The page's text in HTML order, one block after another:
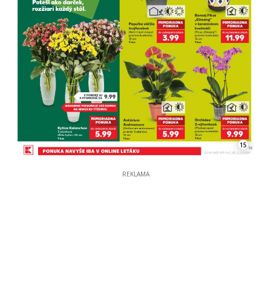
15
REKLAMA